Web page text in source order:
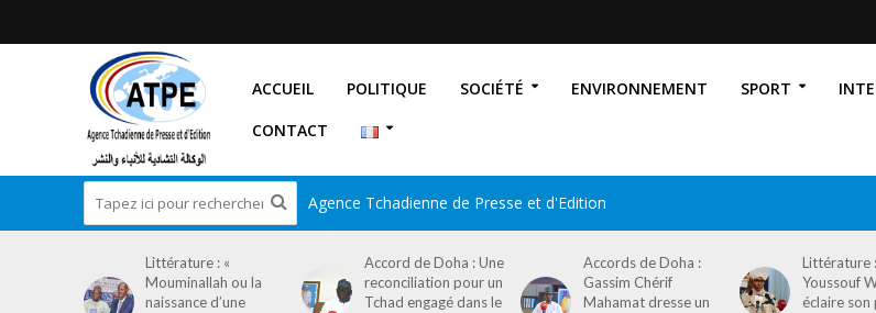
ACCUEIL POLITIQUE SOCIÉTÉ ENVIRONNEMENT SPORT
CONTACT
Agence Tchadienne de Presse et d'Edition
Littérature : «
Mouminallah ou la
naissance d’une
Accord de Doha : Une
reconciliation pour un
Tchad engagé dans le
Accords de Doha :
Gassim Chérif
Mahamat dresse un
Littérature
Youssouf
éclaire son